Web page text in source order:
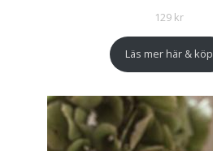
129 kr
Läs mer här & köp